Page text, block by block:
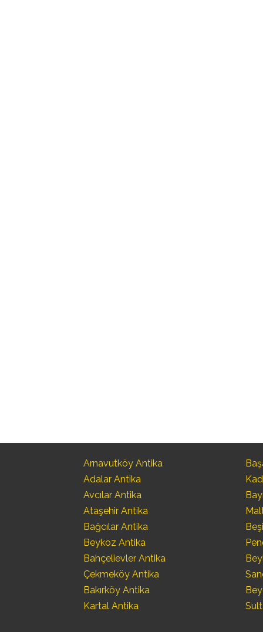
Arnavutköy Antika
Adalar Antika
Avcılar Antika
Ataşehir Antika
Bağcılar Antika
Beykoz Antika
Bahçelievler Antika
Çekmeköy Antika
Bakırköy Antika
Kartal Antika